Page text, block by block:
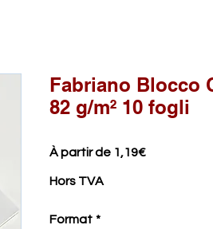
Fabriano Blocco
82 g/m² 10 fogli
À partir de 1,19€Prix
Hors TVA
Format *